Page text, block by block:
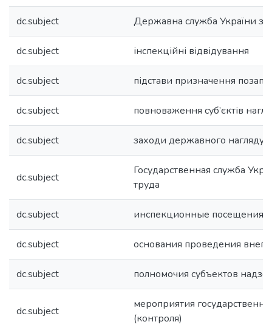
dc.subject Державна служба України з
dc.subject інспекційні відвідування
dc.subject підстави призначення
dc.subject повноваження суб’єктів
dc.subject заходи державного нагляду
dc.subject
Государственная служба
труда
dc.subject инспекционные посещения
dc.subject основания проведения
dc.subject полномочия субъектов
dc.subject
мероприятия
(контроля)